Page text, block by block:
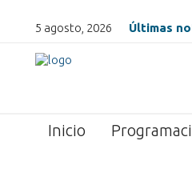
5 agosto, 2026 Últimas
Inicio